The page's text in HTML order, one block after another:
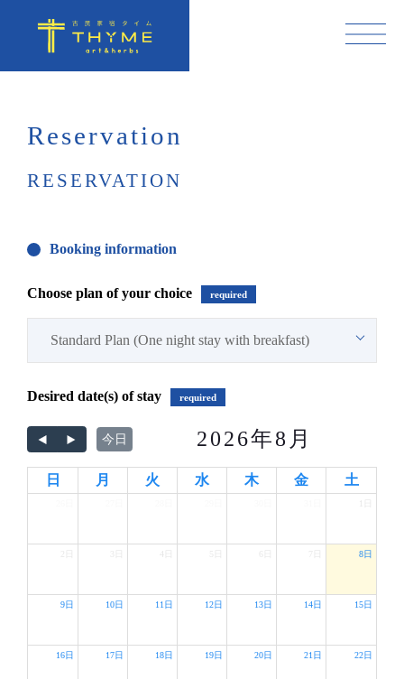
Reservation
RESERVATION
Booking information
Choose plan of your choice required
Desired date(s) of stay required
今日 2026年8月
日 月 火 水 木 金 土
1日
4日 8日
9日 10日 11日 12日 13日 14日 15日
16日 17日 18日 19日 20日 21日 22日